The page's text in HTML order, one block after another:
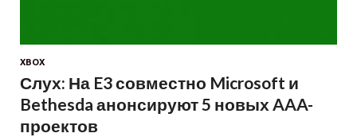
XBOX
Слух: На E3 совместно Microsoft и
Bethesda анонсируют 5 новых AAA-
проектов